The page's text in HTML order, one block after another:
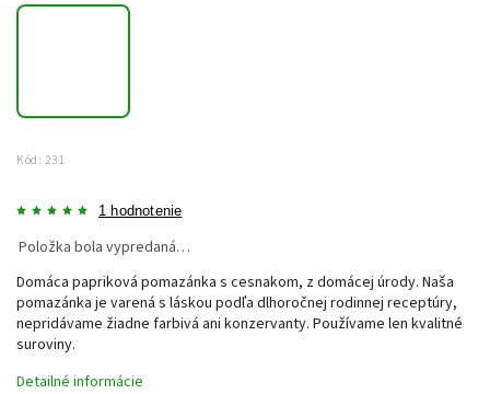
Kód: 231
1 hodnotenie
Položka bola vypredaná…
Domáca papriková pomazánka s cesnakom, z domácej úrody. Naša
pomazánka je varená s láskou podľa dlhoročnej rodinnej receptúry,
nepridávame žiadne farbivá ani konzervanty. Používame len kvalitné
suroviny.
Detailné informácie